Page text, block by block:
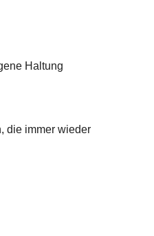
Haltung
die immer wieder